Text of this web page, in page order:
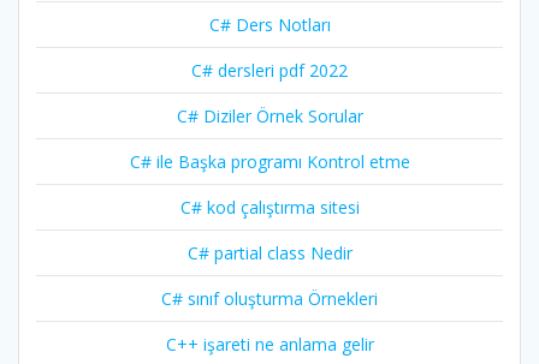
C# Ders Notları
C# dersleri pdf 2022
C# Diziler Örnek Sorular
C# ile Başka programı Kontrol etme
C# kod çalıştırma sitesi
C# partial class Nedir
C# sınıf oluşturma Örnekleri
C++ işareti ne anlama gelir